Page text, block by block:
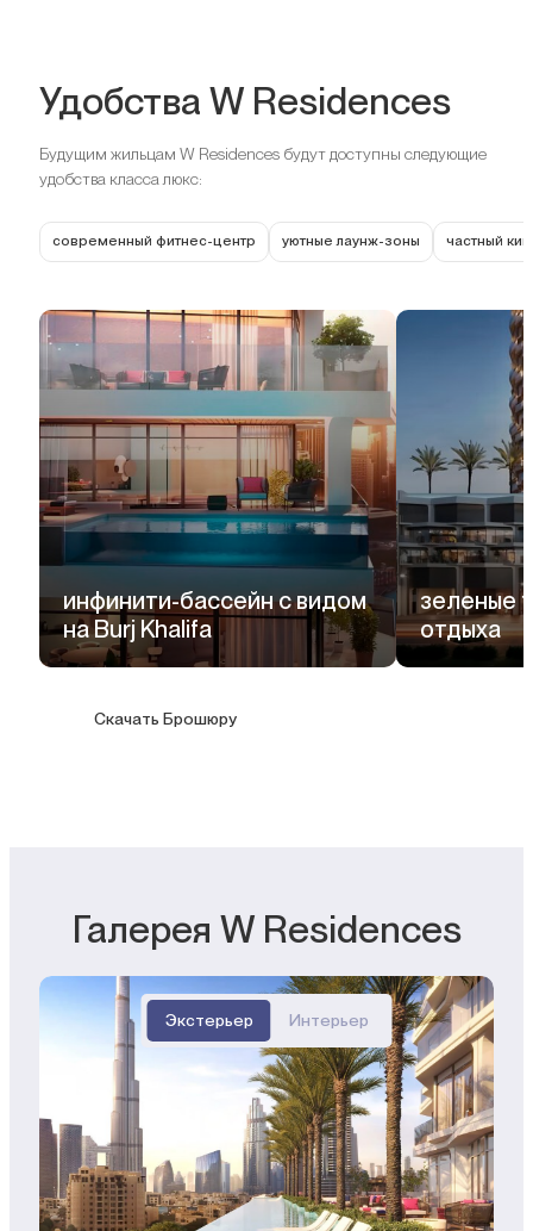
Удобства W Residences
Будущим жильцам W Residences будут доступны следующие
удобства класса люкс:
инфинити-бассейн с видом
на Burj Khalifa
зеленые
отдыха
Скачать Брошюру
современный фитнес-центр уютные лаунж-зоны частный
Галерея W Residences
Экстерьер Интерьер